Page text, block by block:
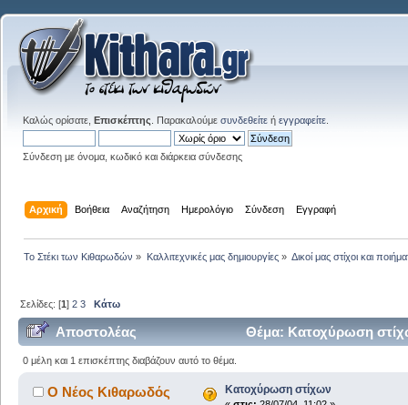
Καλώς ορίσατε, Επισκέπτης . Παρακαλούμε συνδεθείτε ή εγγραφείτε
Σύνδεση με όνομα, κωδικό και διάρκεια σύνδεσης
Αρχική Βοήθεια Αναζήτηση Ημερολόγιο Σύνδεση Εγγραφή
Το Στέκι των Κιθαρωδών » Καλλιτεχνικές μας δημιουργίες» Δικοί μας στίχοι και
Σελίδες: [1]2 3 Κάτω
Αποστολέας Θέμα: Κατοχύρωση
0 μέλη και 1 επισκέπτης διαβάζουν αυτό το θέμα.
Ο Νέος Κιθαρωδός Κατοχύρωση στίχων